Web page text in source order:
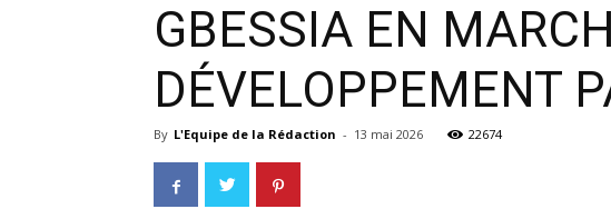
GBESSIA EN
DÉVELOPPEMENT
By L'Equipe de la Rédaction - 13 mai 2026 22674